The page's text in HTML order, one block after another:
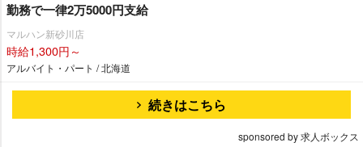
勤務で一律2万5000円支給
マルハン新砂川店
時給1,300円～
アルバイト・パート / 北海道
続きはこちら
sponsored by 求人ボックス